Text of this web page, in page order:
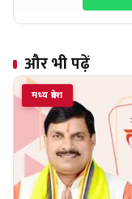
और भी पढ़ें
मध्य प्रदेश